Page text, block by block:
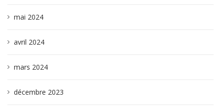
mai 2024
avril 2024
mars 2024
décembre 2023